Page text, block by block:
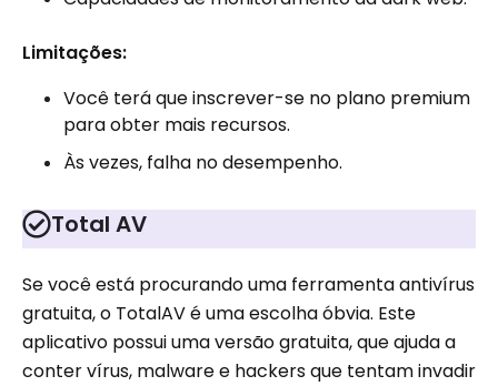
Limitações:
Você terá que inscrever-se no plano premium
para obter mais recursos.
Às vezes, falha no desempenho.
Total AV
Se você está procurando uma ferramenta antivírus
gratuita, o TotalAV é uma escolha óbvia. Este
aplicativo possui uma versão gratuita, que ajuda a
conter vírus, malware e hackers que tentam invadir